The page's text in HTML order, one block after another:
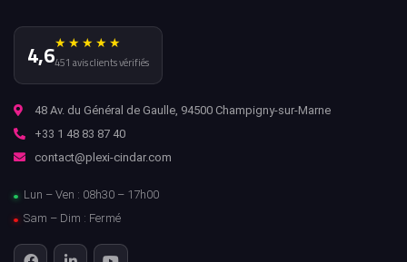
4,6★★★★★
451 avis clients vérifiés
48 Av. du Général de Gaulle, 94500 Champigny-sur-Marne
+33 1 48 83 87 40
contact@plexi-cindar.com
Lun – Ven : 08h30 – 17h00
Sam – Dim : Fermé